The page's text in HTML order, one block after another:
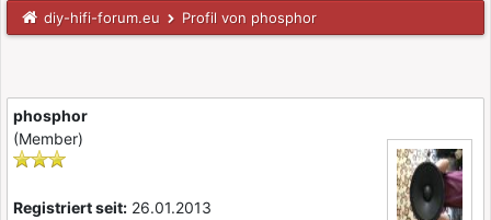
diy-hifi-forum.eu Profil von phosphor
phosphor
(Member)
Registriert seit: 26.01.2013